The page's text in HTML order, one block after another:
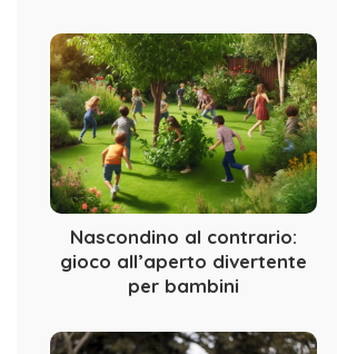
Nascondino al contrario:
gioco all’aperto divertente
per bambini